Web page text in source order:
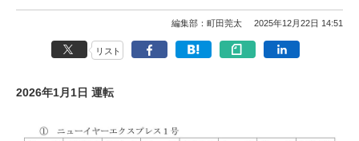
編集部：町田莞太 2025年12月22日 14:51
リスト
2026年1月1日 運転